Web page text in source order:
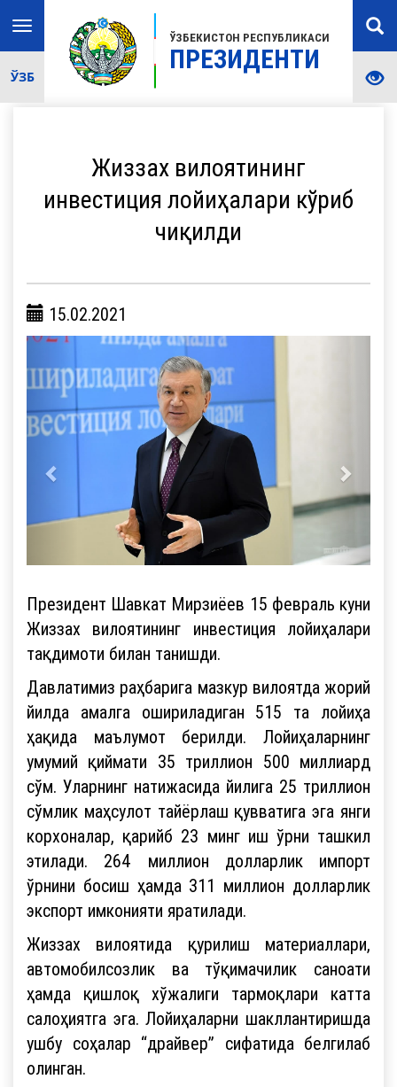
ЎЗБЕКИСТОН РЕСПУБЛИКАСИ
ПРЕЗИДЕНТИ
Toggle
navigation
ЎЗБ
Жиззах вилоятининг
инвестиция лойиҳалари кўриб
чиқилди
15.02.2021
Президент Шавкат Мирзиёев 15 февраль куни
Жиззах вилоятининг инвестиция лойиҳалари
тақдимоти билан танишди.
Давлатимиз раҳбарига мазкур вилоятда жорий
йилда амалга ошириладиган 515 та лойиҳа
ҳақида маълумот берилди. Лойиҳаларнинг
умумий қиймати 35 триллион 500 миллиард
сўм. Уларнинг натижасида йилига 25 триллион
сўмлик маҳсулот тайёрлаш қувватига эга янги
корхоналар, қарийб 23 минг иш ўрни ташкил
этилади. 264 миллион долларлик импорт
ўрнини босиш ҳамда 311 миллион долларлик
экспорт имконияти яратилади.
Жиззах вилоятида қурилиш материаллари,
автомобилсозлик ва тўқимачилик саноати
ҳамда қишлоқ хўжалиги тармоқлари катта
салоҳиятга эга. Лойиҳаларни шакллантиришда
ушбу соҳалар “драйвер” сифатида белгилаб
олинган.